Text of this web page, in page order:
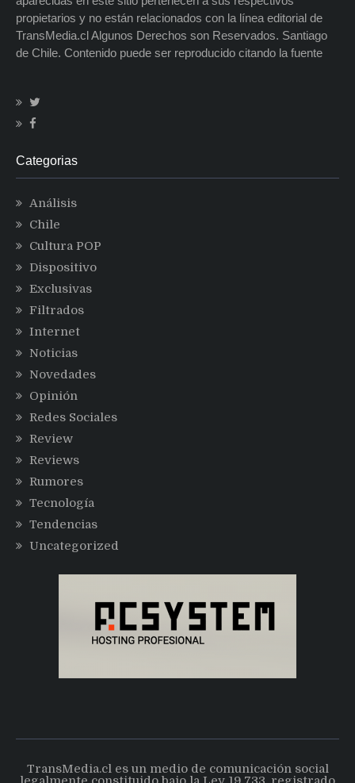
propietarios y no están relacionados con la línea editorial de
TransMedia.cl Algunos Derechos son Reservados. Santiago
de Chile. Contenido puede ser reproducido citando la fuente
Categorias
Análisis
Chile
Cultura POP
Dispositivo
Exclusivas
Filtrados
Internet
Noticias
Novedades
Opinión
Redes Sociales
Review
Reviews
Rumores
Tecnología
Tendencias
Uncategorized
TransMedia.cl es un medio de comunicación social